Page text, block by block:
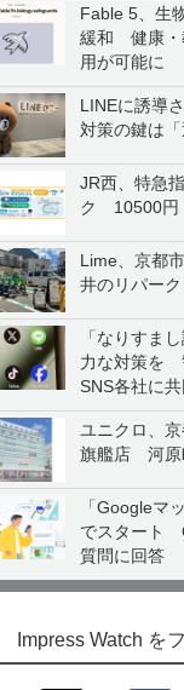
Fable 5、生
緩和 健康・
用が可能に
LINEに誘導
対策の鍵は「
JR西、特急
ク 10500円
Lime、京都
井のリパー
「なりすま
力な対策を
SNS各社に
ユニクロ、
旗艦店 河原
「Googleマ
でスタート
質問に回答
Impress Watch を